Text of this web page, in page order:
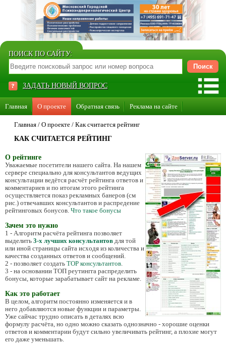
ПОИСК ПО САЙТУ:
ЗАДАТЬ НОВЫЙ ВОПРОС
Главная О проекте Обратная связь Реклама на сайте
Стать консультантом нашего сайта
Суперакция «Каждому врачу свой сайт»
Главная / О проекте / Как считается рейтинг
КАК СЧИТАЕТСЯ РЕЙТИНГ
О рейтинге
Уважаемые посетители нашего сайта. На нашем
сервере специально для консультантов ведущих
консультации ведётся расчёт рейтинга ответов и
комментариев и по итогам этого рейтинга
осуществляется показ рекламных банеров (см
рис.) отвечавших консультантов и распредение
рейтинговых бонусов. Что такое бонусы
Зачем это нужно
1 - Алгоритм расчёта рейтинга позволяет
выделить 3-х лучших консультантов для той
или иной страницы сайта исходя из количества и
качества созданных ответов и сообщений.
2 - позволяет создать TOP консультантов.
3 - на основании ТОП реутингга распределить
бонусы, которые зарабатывает сайт на рекламе.
Как это работает
В целом, алгоритм постоянно изменяется и в
него добавляются новые функции и параметры.
Уже сайчас трудно описать в деталях всю
формулу расчёта, но одно можно сказать однозначно - хорошие оценки
ответов и комментарии будут сильно увеличивать рейтинг, а плохие могут
его даже уменьшать.